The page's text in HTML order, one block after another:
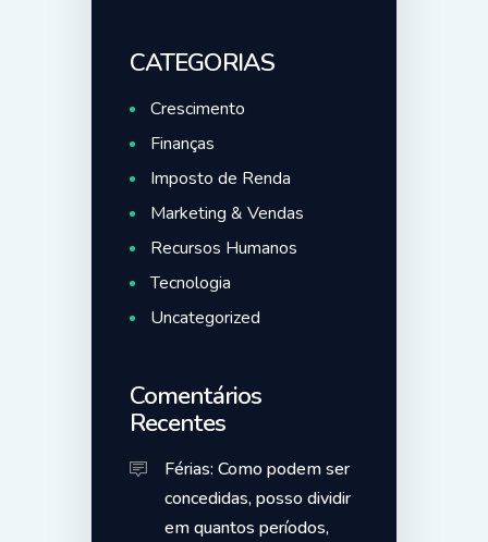
CATEGORIAS
Crescimento
Finanças
Imposto de Renda
Marketing & Vendas
Recursos Humanos
Tecnologia
Uncategorized
Comentários
Recentes
Férias: Como podem ser
concedidas, posso dividir
em quantos períodos,